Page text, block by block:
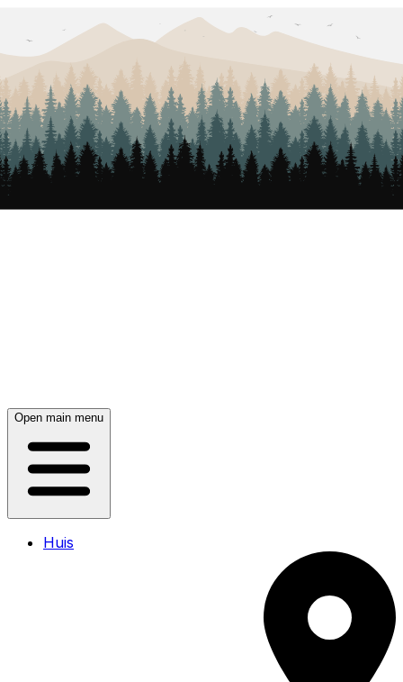
Open main menu
Huis